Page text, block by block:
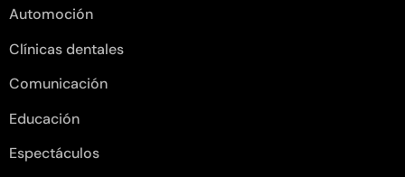
Automoción
Clínicas dentales
Comunicación
Educación
Espectáculos